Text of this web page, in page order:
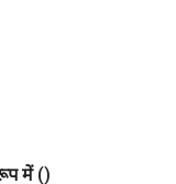
में ()